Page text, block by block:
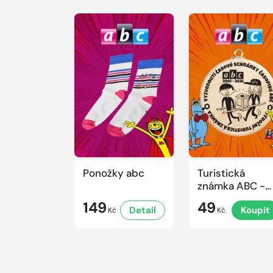
Ponožky abc
149 Kč Detail
Turistická
známka ABC -
schránka v ZOO
49 Kč Koupit